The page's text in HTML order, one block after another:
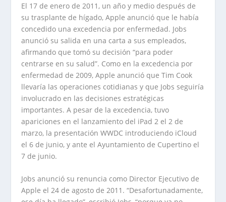
El 17 de enero de 2011, un año y medio después de
su trasplante de hígado, Apple anunció que le había
concedido una excedencia por enfermedad. Jobs
anunció su salida en una carta a sus empleados,
afirmando que tomó su decisión “para poder
centrarse en su salud”. Como en la excedencia por
enfermedad de 2009, Apple anunció que Tim Cook
llevaría las operaciones cotidianas y que Jobs seguiría
involucrado en las decisiones estratégicas
importantes. A pesar de la excedencia, tuvo
apariciones en el lanzamiento del iPad 2 el 2 de
marzo, la presentación WWDC introduciendo iCloud
el 6 de junio, y ante el Ayuntamiento de Cupertino el
7 de junio.
Jobs anunció su renuncia como Director Ejecutivo de
Apple el 24 de agosto de 2011. “Desafortunadamente,